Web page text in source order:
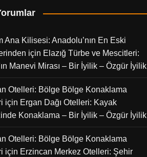
Ana Kilisesi: Anadolu’nın En Eski
için Elazığ Türbe ve Mescitleri:
Manevi Mirası – Bir İyilik – Özgür İyilik
Otelleri: Bölge Bölge Konaklama
için Ergan Dağı Otelleri: Kayak
Konaklama – Bir İyilik – Özgür İyilik
Otelleri: Bölge Bölge Konaklama
için Erzincan Merkez Otelleri: Şehir